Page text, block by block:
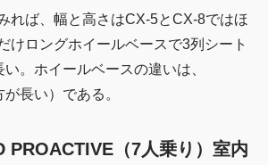
れば、幅と高さはCX-5とCX-8ではほ
けロングホイールベースで3列シート
。ホイールベースの違いは、
長い）である。
PROACTIVE（7人乗り）室内